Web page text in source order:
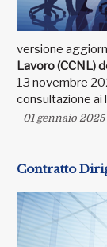
versione
Lavoro (CCNL)
13 novembre
consultazione
01 gennaio 2025
Contratto